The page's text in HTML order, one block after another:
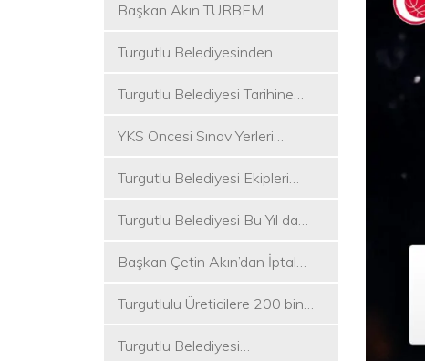
Başkan Akın TURBEM
Turgutlu Belediyesinden
Mesai
Turgutlu Belediyesi Tarihine
YKS Öncesi Sınav Yerleri
Turgutlu Belediyesi Ekipleri
Hizmete Devam Ediyor
Turgutlu Belediyesi Bu Yıl da
Kuracak
Başkan Çetin Akın’dan İptal
Turgutlulu Üreticilere 200 bin
Turgutlu Belediyesi